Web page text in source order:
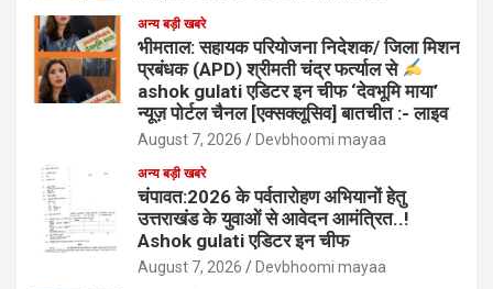
अन्य बड़ी खबरे
भीमताल: सहायक परियोजना निदेशक/ जिला मिशन
प्रबंधक (APD) श्रीमती चंद्र फर्त्याल से
ashok gulati एडिटर इन चीफ ‘देवभूमि माया’
न्यूज़ पोर्टल चैनल [एक्सक्लूसिव] बातचीत :- लाइव
August 7, 2026 Devbhoomi mayaa
अन्य बड़ी खबरे
चंपावत:2026 के पर्वतारोहण अभियानों हेतु
उत्तराखंड के युवाओं से आवेदन आमंत्रित..!
Ashok gulati एडिटर इन चीफ
August 7, 2026 Devbhoomi mayaa